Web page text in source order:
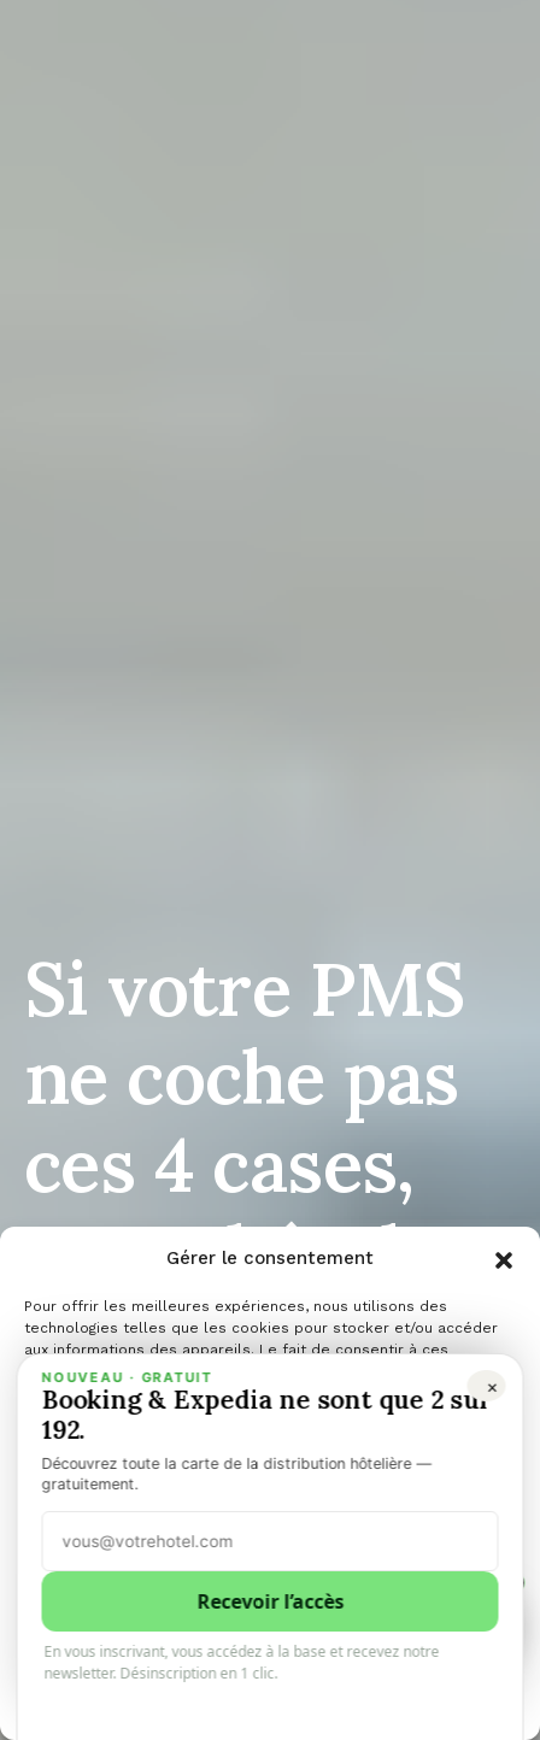
Gérer le consentement
Pour offrir les meilleures expériences, nous utilisons des
technologies telles que les cookies pour stocker et/ou accéder
aux informations des appareils. Le fait de consentir à ces
technologies nous permettra de traiter des données telles que le
comportement de navigation ou les ID uniques sur ce site. Le fait
de ne pas consentir ou de retirer son consentement peut avoir un
effet négatif sur certaines caractéristiques et fonctions.
Gérer les services
Accepter
Refuser
Voir les préférences
Si votre PMS
ne coche pas
ces 4 cases,
votre hôtel
perd de
l’argent
chaque
semaine
×
NOUVEAU · GRATUIT
Booking & Expedia ne sont que 2 sur
192.
Découvrez toute la carte de la distribution hôtelière —
gratuitement.
Recevoir l’accès
En vous inscrivant, vous accédez à la base et recevez notre
newsletter. Désinscription en 1 clic.